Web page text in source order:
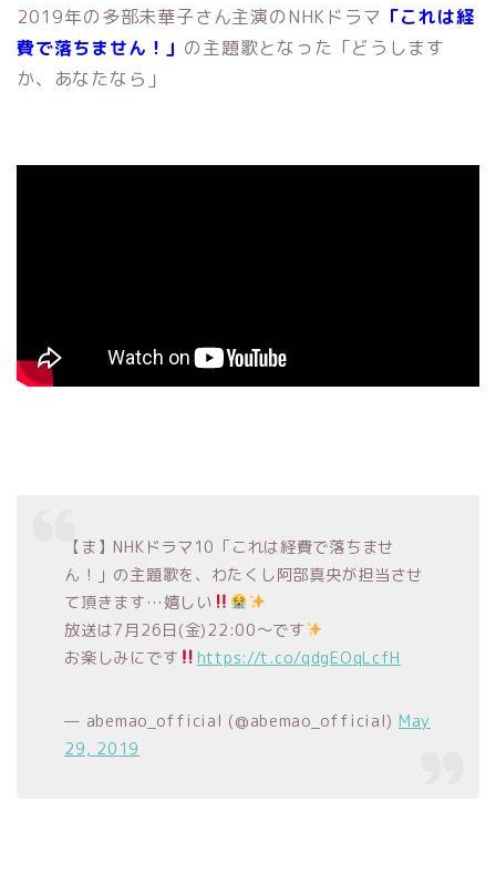
2019年の多部未華子さん主演のNHKドラマ 「これは経
費で落ちません！」 の主題歌となった「どうします
か、あなたなら」
【ま】NHKドラマ10「これは経費で落ちませ
ん！」の主題歌を、わたくし阿部真央が担当させ
て頂きます…嬉しい
放送は7月26日(金)22:00〜です
お楽しみにです
https://t.co/qdgEOqLcfH
— abemao_official (@abemao_official) May
29, 2019